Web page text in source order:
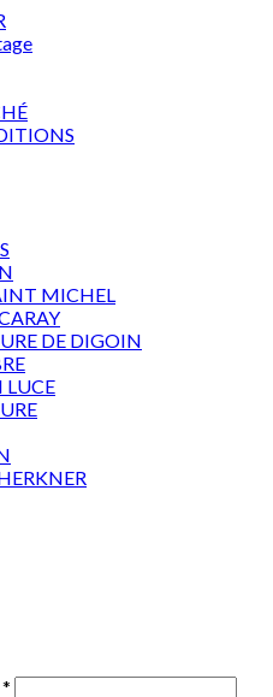
MICHEL
DE DIGOIN
LUCE
*